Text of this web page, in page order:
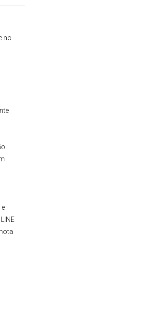
no